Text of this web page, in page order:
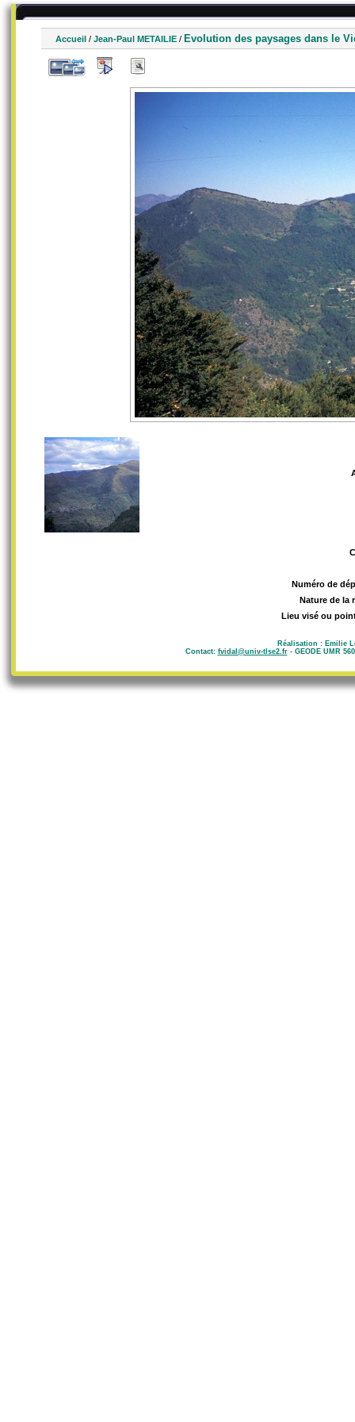
Accueil / Jean-Paul METAILIE / Evolution des paysages dans le
Numéro de
Nature de la
Lieu visé ou
Réalisation : Emilie
Contact: fvidal@univ-tlse2.fr- GEODE UMR